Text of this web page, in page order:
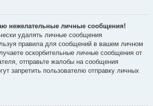
нежелательные личные сообщения!
удалять личные сообщения
правила для сообщений в вашем личном
оскорбительные личные сообщения от
отправьте жалобы на сообщения
запретить пользователю отправку личных